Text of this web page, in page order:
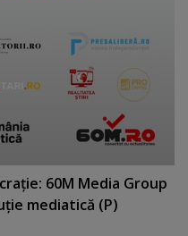
60M Media Group
mediatică (P)